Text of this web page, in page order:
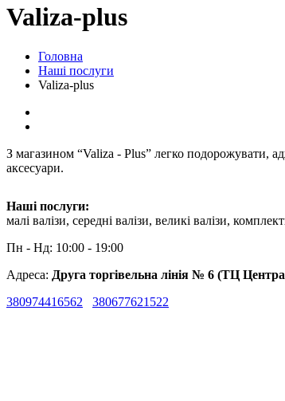
Valiza-plus
Головна
Наші послуги
Valiza-plus
З магазином “Valiza - Plus” легко подорожувати,
аксесуари.
Наші послуги:
малі валізи, середні валізи, великі валізи,
Пн - Нд: 10:00 - 19:00
Адреса: Друга торгівельна лінія № 6 (ТЦ
380974416562
380677621522